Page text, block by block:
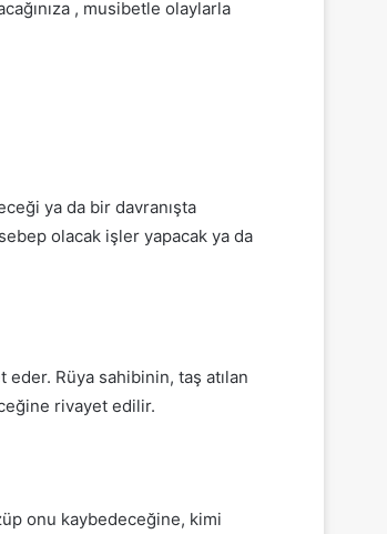
, musibetle olaylarla
ya da bir davranışta
olacak işler yapacak ya da
eder. Rüya sahibinin, taş atılan
rivayet edilir.
onu kaybedeceğine, kimi